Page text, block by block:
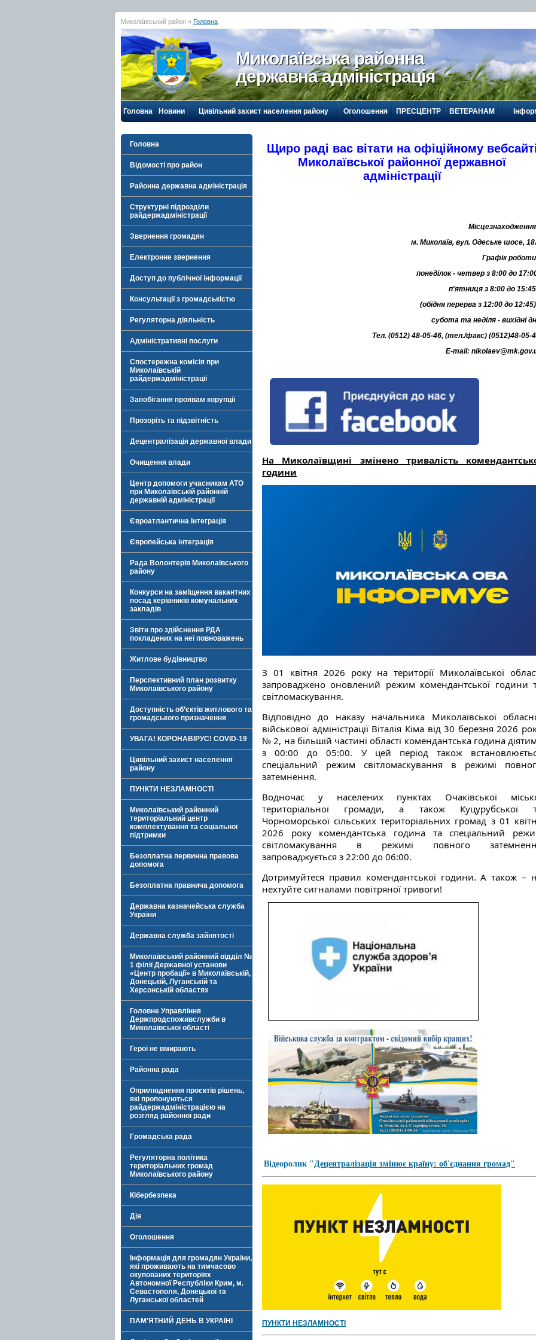
Миколаївський район » Головна
Миколаївська районна
державна адміністрація
Головна Новини Цивільний захист населення району Оголошення ПРЕСЦЕНТР ВЕТЕРАНАМ
Головна
Відомості про район
Районна державна адміністрація
Структурні підрозділи
райдержадміністрації
Звернення громадян
Електронне звернення
Доступ до публічної інформації
Консультації з громадськістю
Регуляторна діяльність
Адміністративні послуги
Спостережна комісія при
Миколаївській
райдержадміністрації
Запобігання проявам корупції
Прозоріть та підзвітність
Децентралізація державної влади
Очищення влади
Центр допомоги учасникам АТО
при Миколаївській районній
державній адміністрації
Євроатлантична інтеграція
Європейська інтеграція
Рада Волонтерів Миколаївського
району
Конкурси на заміщення вакантних
посад керівників комунальних
закладів
Звіти про здійснення РДА
покладених на неї повноважень
Житлове будівництво
Перспективний план розвитку
Миколаївського району
Доступність об’єктів житлового та
громадського призначення
УВАГА! КОРОНАВІРУС! COVID-19
Цивільний захист населення
району
ПУНКТИ НЕЗЛАМНОСТІ
Миколаївський районний
територіальний центр
комплектування та соціальної
підтримки
Безоплатна первинна правова
допомога
Безоплатна правнича допомога
Державна казначейська служба
України
Державна служба зайнятості
Миколаївський районний відділ №
1 філії Державної установи
«Центр пробації» в Миколаївській,
Донецькій, Луганській та
Херсонській областях
Головне Управління
Держпродспоживслужби в
Миколаївської області
Герої не вмирають
Районна рада
Оприлюднення проєктів рішень,
які пропонуються
райдержадміністрацією на
розгляд районної ради
Громадська рада
Регуляторна політика
територіальних громад
Миколаївського району
Кібербезпека
Дія
Оголошення
Інформація для громадян України,
які проживають на тимчасово
окупованих територіях
Автономної Республіки Крим, м.
Севастополя, Донецької та
Луганської областей
ПАМ'ЯТНИЙ ДЕНЬ В УКРАЇНІ
Щиро раді вас вітати на офіційному
Миколаївської районної державної
адміністрації
м. Миколаїв, вул. Одеське шосе,
Графік
понеділок - четвер з 8:00 до
п'ятниця з 8:00 до
(обідня перерва з 12:00 до
субота та неділя - вихідні
Тел. (0512) 48-05-46, (тел./факс) (0512)48-05-
E-mail:
На Миколаївщині змінено тривалість
години
З 01 квітня 2026 року на території Миколаївської
запроваджено оновлений режим комендантської години
світломаскування.
Відповідно до наказу начальника Миколаївської
військової адміністрації Віталія Кіма від 30 березня 2026
№ 2, на більшій частині області комендантська година
з 00:00 до 05:00. У цей період також
спеціальний режим світломаскування в режимі
затемнення.
Водночас у населених пунктах Очаківської
територіальної громади, а також Куцурубської
Чорноморської сільських територіальних громад з 01
2026 року комендантська година та спеціальний
світломакування в режимі повного
запроваджується з 22:00 до 06:00.
Дотримуйтеся правил комендантської години. А також –
нехтуйте сигналами повітряної тривоги!
Відеоролик "Децентралізація змінює країну: об'єднання громад"
ПУНКТИ НЕЗЛАМНОСТІ